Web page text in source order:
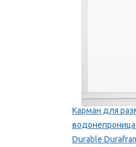
Карман для
Durable